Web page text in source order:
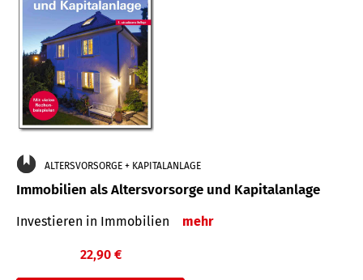
ALTERSVORSORGE + KAPITALANLAGE
Immobilien als Altersvorsorge und Kapitalanlage
Investieren in Immobilien mehr
22,90 €